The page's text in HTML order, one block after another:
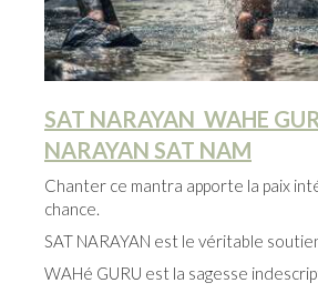
SAT NARAYAN WAHE
NARAYAN SAT NAM
Chanter ce mantra apporte la paix
chance.
SAT NARAYAN est le véritable
WAHé GURU est la sagesse